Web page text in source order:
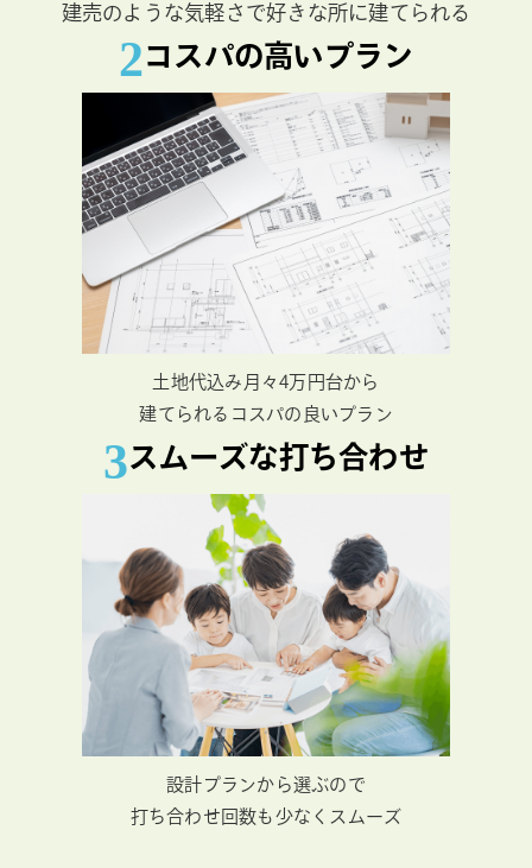
建売のような気軽さで好きな所に建てられる
2コスパの高いプラン
土地代込み月々4万円台から
建てられるコスパの良いプラン
3スムーズな打ち合わせ
設計プランから選ぶので
打ち合わせ回数も少なくスムーズ